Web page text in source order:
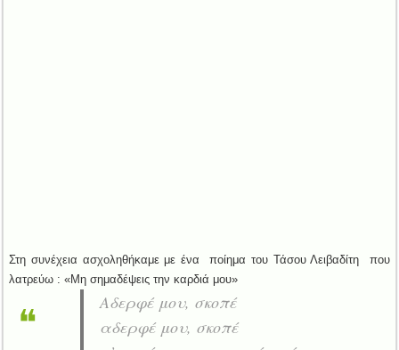
Στη συνέχεια ασχοληθήκαμε με ένα ποίημα του Τάσου Λειβαδίτη που
λατρεύω : «Μη σημαδέψεις την καρδιά μου»
Αδερφέ μου, σκοπέ
αδερφέ μου, σκοπέ